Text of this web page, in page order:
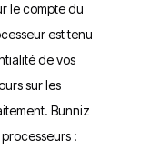
le compte du
est tenu
de vos
sur les
Bunniz
: